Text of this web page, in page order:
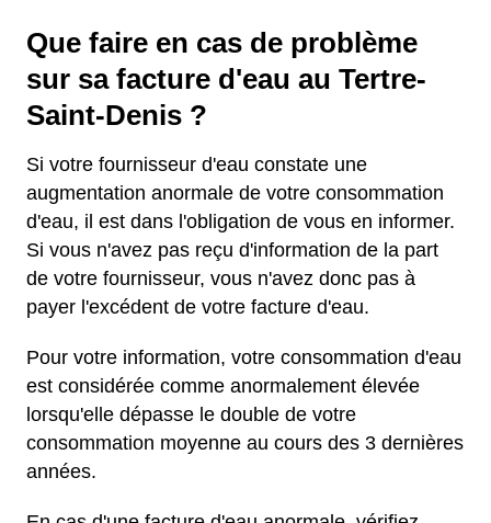
Que faire en cas de problème
sur sa facture d'eau au Tertre-
Saint-Denis ?
Si votre fournisseur d'eau constate une
augmentation anormale de votre consommation
d'eau, il est dans l'obligation de vous en informer.
Si vous n'avez pas reçu d'information de la part
de votre fournisseur, vous n'avez donc pas à
payer l'excédent de votre facture d'eau.
Pour votre information, votre consommation d'eau
est considérée comme anormalement élevée
lorsqu'elle dépasse le double de votre
consommation moyenne au cours des 3 dernières
années.